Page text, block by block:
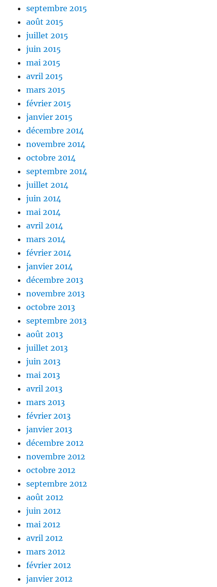
septembre 2015
août 2015
juillet 2015
juin 2015
mai 2015
avril 2015
mars 2015
février 2015
janvier 2015
décembre 2014
novembre 2014
octobre 2014
septembre 2014
juillet 2014
juin 2014
mai 2014
avril 2014
mars 2014
février 2014
janvier 2014
décembre 2013
novembre 2013
octobre 2013
septembre 2013
août 2013
juillet 2013
juin 2013
mai 2013
avril 2013
mars 2013
février 2013
janvier 2013
décembre 2012
novembre 2012
octobre 2012
septembre 2012
août 2012
juin 2012
mai 2012
avril 2012
mars 2012
février 2012
janvier 2012